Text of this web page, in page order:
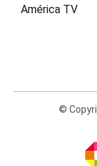
América TV
©